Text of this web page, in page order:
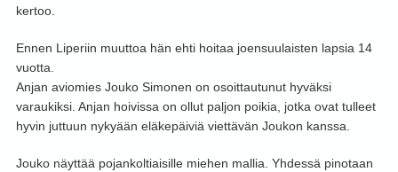
kertoo.
Ennen Liperiin muuttoa hän ehti hoitaa joensuulaisten lapsia 14
vuotta.
Anjan aviomies Jouko Simonen on osoittautunut hyväksi
varaukiksi. Anjan hoivissa on ollut paljon poikia, jotka ovat tulleet
hyvin juttuun nykyään eläkepäiviä viettävän Joukon kanssa.
Jouko näyttää pojankoltiaisille miehen mallia. Yhdessä pinotaan